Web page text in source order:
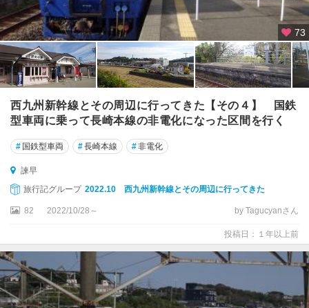
73
西九州新幹線とその周辺に行ってきた【その４】 国鉄
型車両に乗って長崎本線の非電化になった区間を行く
# 国鉄型車両 #長崎本線 #非電化
諫早
旅行記グループ 2022.10 西九州新幹線とその周辺に行ってきた
82 2022/10/28～ by Tagucyanさん
投稿日：１年以上前